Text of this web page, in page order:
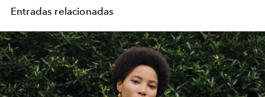
Entradas relacionadas